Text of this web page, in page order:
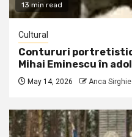
13 min read
Cultural
Contururi
Mihai Eminescu în
May 14, 2026 Anca Sirghie